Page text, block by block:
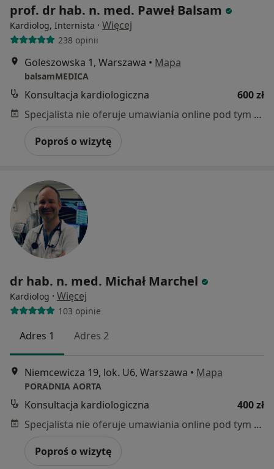
prof. dr hab. n. med. Paweł Balsam
Kardiolog, Internista · Więcej
238 opinii
Goleszowska 1, Warszawa • Mapa
balsamMEDICA
Konsultacja kardiologiczna
600 zł
Specjalista nie oferuje umawiania online pod tym adresem.
Poproś o wizytę
dr hab. n. med. Michał Marchel
Kardiolog · Więcej
103 opinie
Adres 1 Adres 2
Niemcewicza 19, lok. U6, Warszawa • Mapa
PORADNIA AORTA
Konsultacja kardiologiczna
400 zł
Specjalista nie oferuje umawiania online pod tym adresem.
Poproś o wizytę